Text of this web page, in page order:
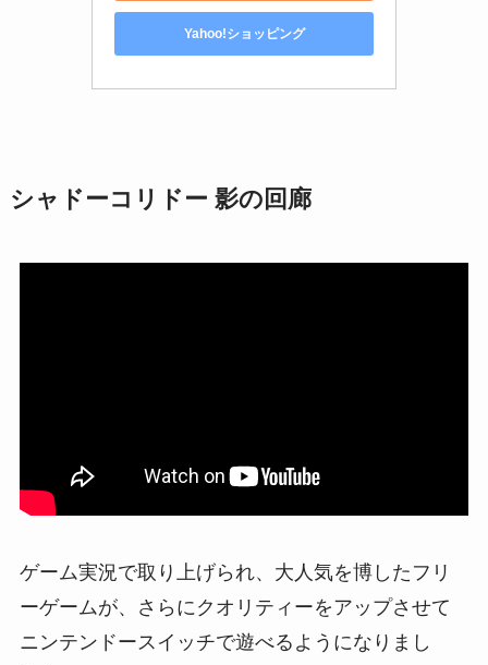
Yahoo!ショッピング
シャドーコリドー 影の回廊
ゲーム実況で取り上げられ、大人気を博したフリ
ーゲームが、さらにクオリティーをアップさせて
ニンテンドースイッチで遊べるようになりまし